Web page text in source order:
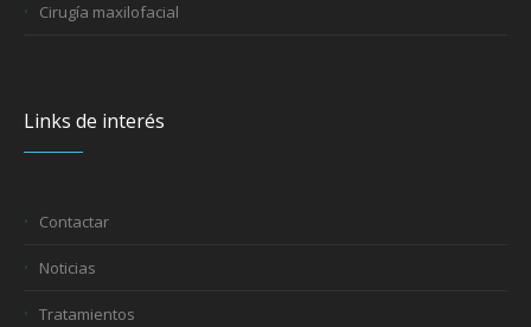
Cirugía maxilofacial
Links de interés
Contactar
Noticias
Tratamientos